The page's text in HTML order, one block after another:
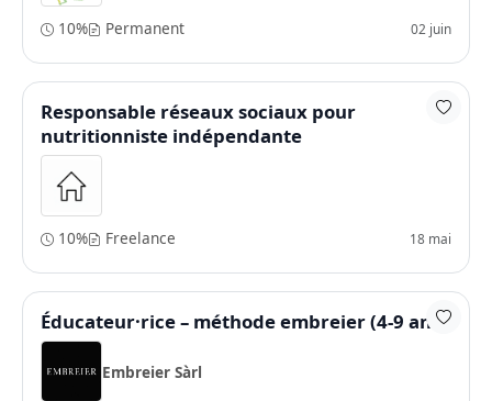
10% Permanent 02 juin
Responsable réseaux sociaux pour
nutritionniste indépendante
10% Freelance 18 mai
Éducateur·rice – méthode embreier (4-9 ans)
Embreier Sàrl